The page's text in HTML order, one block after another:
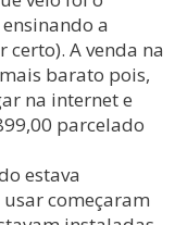
a
A venda na
barato pois,
na internet e
parcelado
estava
começaram